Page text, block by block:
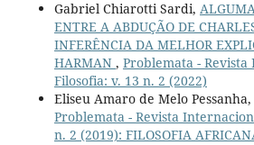
Gabriel Chiarotti Sardi,
ENTRE A ABDUÇÃO DE
INFERÊNCIA DA MELHOR
HARMAN , Problemata -
Filosofia: v. 13 n. 2 (2022)
Eliseu Amaro de Melo Pessanha,
Problemata - Revista
n. 2 (2019): FILOSOFIA